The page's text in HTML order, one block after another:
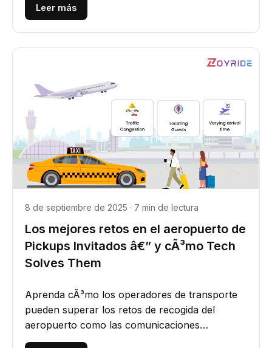
Leer más
8 de septiembre de 2025 · 7 min de lectura
Los mejores retos en el aeropuerto de
Pickups Invitados â€” y cÃ³mo Tech
Solves Them
Aprenda cÃ³mo los operadores de transporte
pueden superar los retos de recogida del
aeropuerto como las comunicaciones
errÃ³neas, demoras y transferencias de...